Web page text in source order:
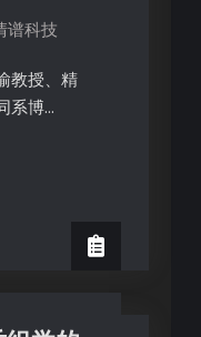
谱科技
教授、精
系博…